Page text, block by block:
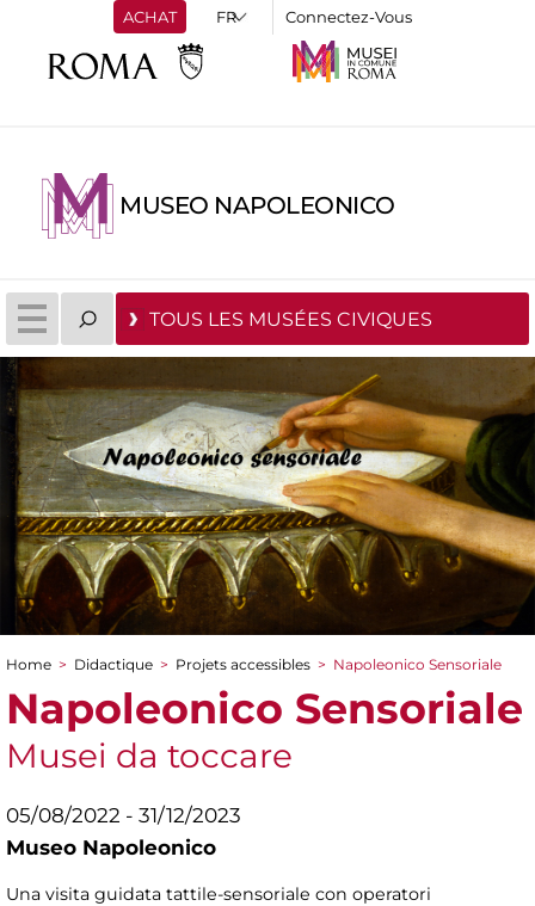
ACHAT Connectez-Vous
MUSEO NAPOLEONICO
TOUS LES MUSÉES CIVIQUES
You are here
Home > Didactique > Projets accessibles > Napoleonico Sensoriale
Napoleonico Sensoriale
Musei da toccare
05/08/2022 - 31/12/2023
Museo Napoleonico
Una visita guidata tattile-sensoriale con operatori